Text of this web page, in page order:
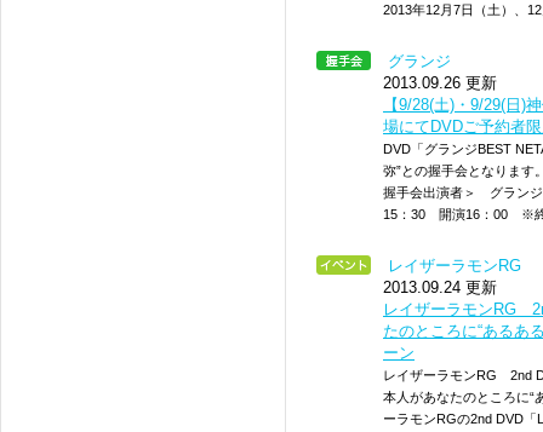
2013年12月7日（土）、
グランジ
2013.09.26 更新
【9/28(土)・9/29(日)
場にてDVDご予約者
DVD「グランジBEST
弥”との握手会となりま
握手会出演者＞ グラン
15：30 開演16：
レイザーラモンRG
2013.09.24 更新
レイザーラモンRG
たのところに“あるあ
ーン
レイザーラモンRG 2nd
本人があなたのところに
ーラモンRGの2nd DVD